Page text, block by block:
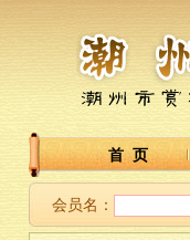
首 页
会员名：